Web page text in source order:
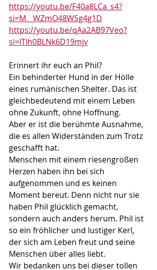
https://youtu.be/F40a8LCa_s4?
si=M__WZmO48WSg4g1D
https://youtu.be/qAa2AB97Veo?
si=ITlh0BLNk6D19mjv
Erinnert ihr euch an Phil?
Ein behinderter Hund in der Hölle
eines rumänischen Shelter. Das ist
gleichbedeutend mit einem Leben
ohne Zukunft, ohne Hoffnung.
Aber er ist die berühmte Ausnahme,
die es allen Widerständen zum Trotz
geschafft hat.
Menschen mit einem riesengroßen
Herzen haben ihn bei sich
aufgenommen und es keinen
Moment bereut. Denn nicht nur sie
haben Phil glücklich gemacht,
sondern auch anders herum. Phil ist
so ein fröhlicher und lustiger Kerl,
der sich am Leben freut und seine
Menschen über alles liebt.
Wir bedanken uns bei dieser tollen